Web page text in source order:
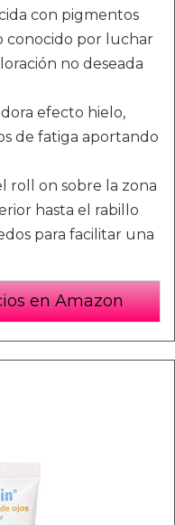
con pigmentos
conocido por luchar
no deseada
efecto hielo,
de fatiga aportando
roll on sobre la zona
hasta el rabillo
para facilitar una
en Amazon